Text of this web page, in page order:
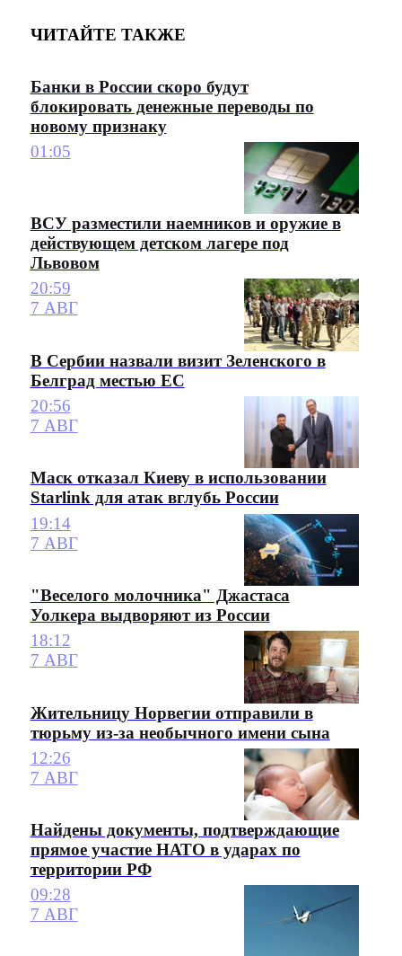
ЧИТАЙТЕ ТАКЖЕ
Банки в России скоро будут
блокировать денежные переводы по
новому признаку
01:05
ВСУ разместили наемников и оружие в
действующем детском лагере под
Львовом
20:59
7 АВГ
В Сербии назвали визит Зеленского в
Белград местью ЕС
20:56
7 АВГ
Маск отказал Киеву в использовании
Starlink для атак вглубь России
19:14
7 АВГ
"Веселого молочника" Джастаса
Уолкера выдворяют из России
18:12
7 АВГ
Жительницу Норвегии отправили в
тюрьму из-за необычного имени сына
12:26
7 АВГ
Найдены документы, подтверждающие
прямое участие НАТО в ударах по
территории РФ
09:28
7 АВГ